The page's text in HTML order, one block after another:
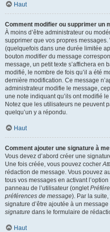
Haut
Comment modifier ou supprimer un
À moins d’être administrateur ou
supprimer que vos propres
(quelquefois dans une durée limitée
bouton modifierdu message
message, un petit texte s’affichera en
modifié, le nombre de fois qu’il a été
dernière modification. Ce message
administrateur modifie le message,
une note indiquant qu’ils ont modifié
Notez que les utilisateurs ne peuvent
quelqu’un y a répondu.
Haut
Comment ajouter une signature à
Vous devez d’abord créer une
Une fois créée, vous pouvez cocher
rédaction de message. Vous pouvez
tous vos messages en activant
panneau de l’utilisateur (onglet
préférences de message). Par la
signature d’être ajoutée à un
signature dans le formulaire de
Haut